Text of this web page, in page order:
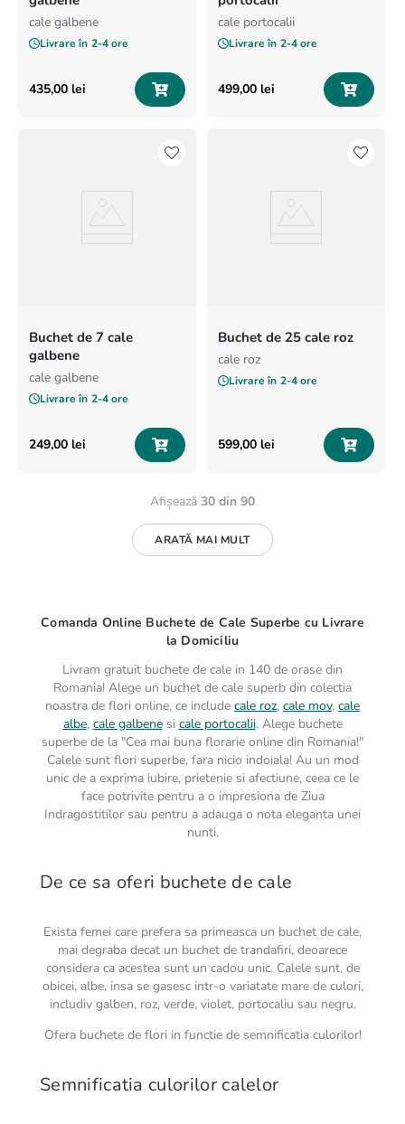
cale galbene
Livrare în 2-4 ore
435,00 lei
cale portocalii
Livrare în 2-4 ore
499,00 lei
Buchet de 7 cale
galbene
cale galbene
Livrare în 2-4 ore
249,00 lei
Buchet de 25 cale roz
cale roz
Livrare în 2-4 ore
599,00 lei
Afișează 30 din 90
ARATĂ MAI MULT
Comanda Online Buchete de Cale Superbe cu Livrare
la Domiciliu
Livram gratuit buchete de cale in 140 de orase din
Romania! Alege un buchet de cale superb din colectia
noastra de flori online, ce include cale roz, cale mov, cale
albe, cale galbenesi cale portocalii. Alege buchete
superbe de la "Cea mai buna florarie online din Romania!"
Calele sunt flori superbe, fara nicio indoiala! Au un mod
unic de a exprima iubire, prietenie si afectiune, ceea ce le
face potrivite pentru a o impresiona de Ziua
Indragostitilor sau pentru a adauga o nota eleganta unei
nunti.
De ce sa oferi buchete de cale
Exista femei care prefera sa primeasca un buchet de cale,
mai degraba decat un buchet de trandafiri, deoarece
considera ca acestea sunt un cadou unic. Calele sunt, de
obicei, albe, insa se gasesc intr-o variatate mare de culori,
includiv galben, roz, verde, violet, portocaliu sau negru.
Ofera buchete de flori in functie de semnificatia culorilor!
Semnificatia culorilor calelor